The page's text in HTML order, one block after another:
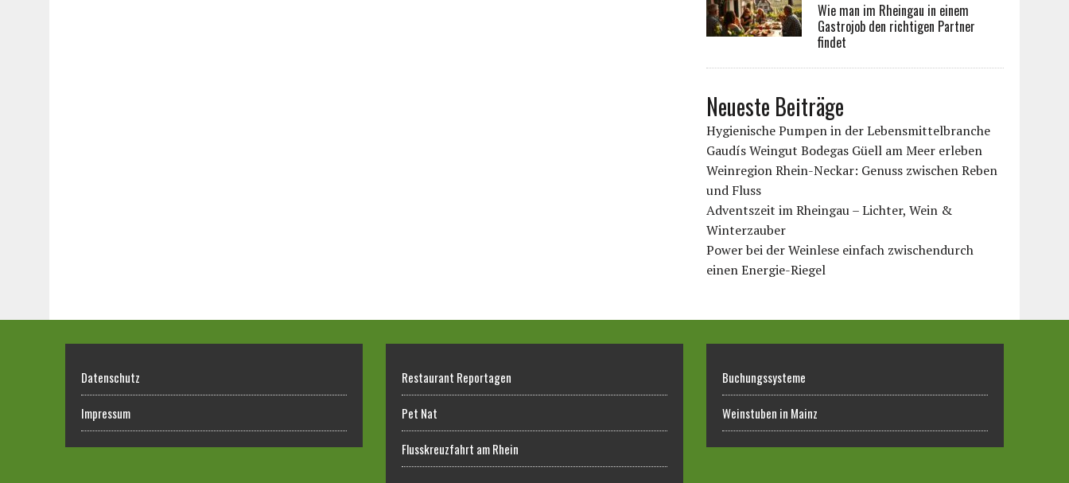
Wie man im Rheingau in einem
Gastrojob den richtigen Partner
findet
Neueste Beiträge
Hygienische Pumpen in der Lebensmittelbranche
Gaudís Weingut Bodegas Güell am Meer erleben
Weinregion Rhein-Neckar: Genuss zwischen Reben
und Fluss
Adventszeit im Rheingau – Lichter, Wein &
Winterzauber
Power bei der Weinlese einfach zwischendurch
einen Energie-Riegel
Datenschutz
Impressum
Restaurant Reportagen
Pet Nat
Flusskreuzfahrt am Rhein
Buchungssysteme
Weinstuben in Mainz